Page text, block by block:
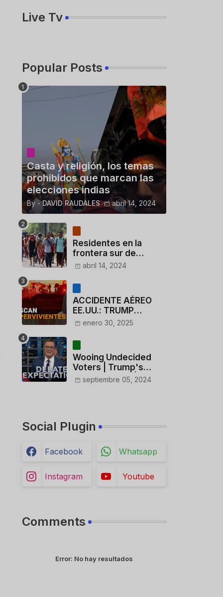
Live Tv
Popular Posts
Casta y religión, los temas
prohibidos que marcan las
elecciones indias
By - DAVID RAUDALES abril 14, 2024
Residentes en la
frontera sur de
México critican a
dólares a migrantes
deportados
abril 14, 2024
ACCIDENTE AÉREO
EE.UU.: TRUMP
CUESTIONA LA
ACTUACIÓN DE LOS
CONTROLADORES y
PILOTO del
HELICÓPTERO
enero 30, 2025
Wooing Undecided
Voters | Trump's
Marijuana Plan | 1990s
septiembre 05, 2024
Social Plugin
Facebook Whatsapp
Instagram Youtube
Comments
Error: No hay resultados